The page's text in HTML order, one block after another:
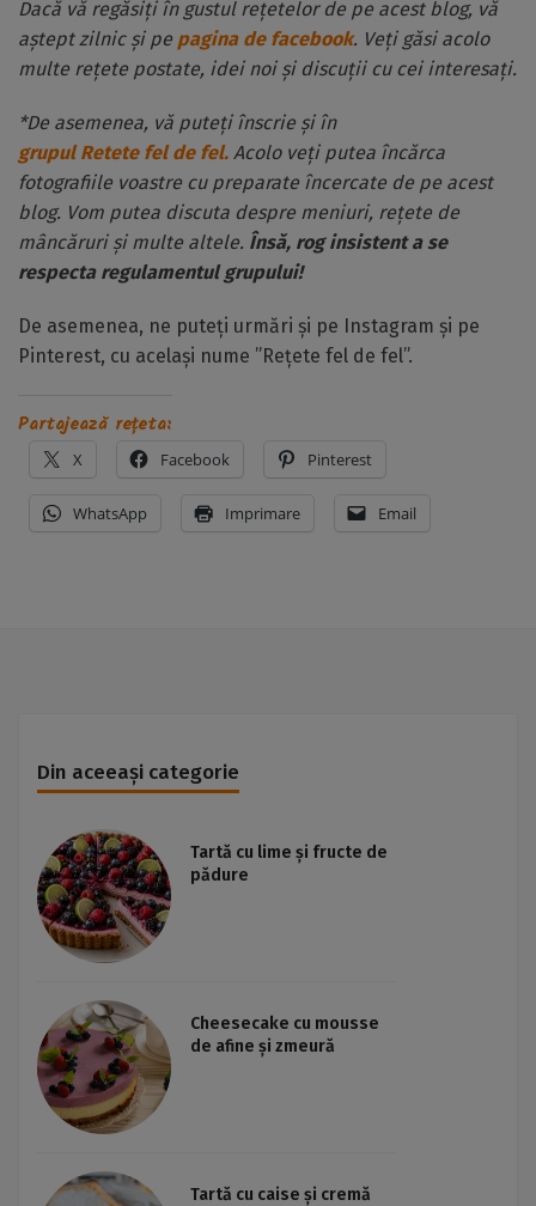
Dacă vă regăsiți în gustul rețetelor de pe acest blog, vă
aștept zilnic și pe pagina de facebook. Veți găsi acolo
multe rețete postate, idei noi și discuții cu cei interesați.
*De asemenea, vă puteți înscrie și în
grupul Retete fel de fel. Acolo veți putea încărca
fotografiile voastre cu preparate încercate de pe acest
blog. Vom putea discuta despre meniuri, rețete de
mâncăruri și multe altele. Însă, rog insistent a se
respecta regulamentul grupului!
De asemenea, ne puteți urmări și pe Instagram și pe
Pinterest, cu același nume ”Rețete fel de fel”.
Partajează rețeta:
X Facebook Pinterest
WhatsApp Imprimare Email
Din aceeași categorie
Tartă cu lime și fructe de
pădure
Cheesecake cu mousse
de afine și zmeură
Tartă cu caise și cremă